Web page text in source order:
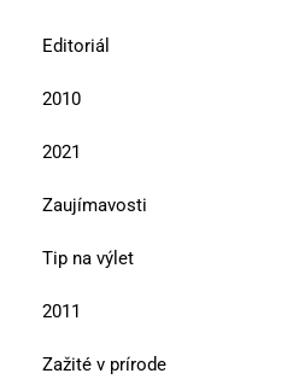
Editoriál
2010
2021
Zaujímavosti
Tip na výlet
2011
Zažité v prírode